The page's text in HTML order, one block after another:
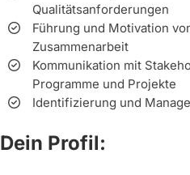
Qualitätsanforderungen
Führung und Motivation
Zusammenarbeit
Kommunikation mit
Programme und Projekte
Identifizierung und
Dein Profil: